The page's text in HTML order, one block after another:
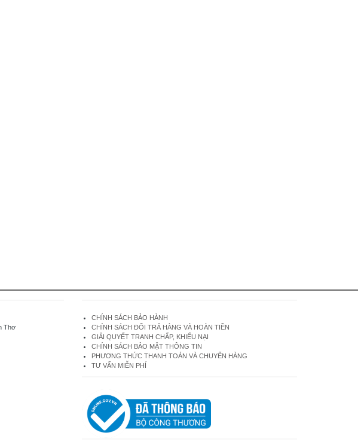
Thơ
CHÍNH SÁCH BẢO HÀNH
CHÍNH SÁCH ĐỔI TRẢ HÀNG VÀ HOÀN TIỀN
GIẢI QUYẾT TRANH CHẤP, KHIẾU NẠI
CHÍNH SÁCH BẢO MẬT THÔNG TIN
PHƯƠNG THỨC THANH TOÁN VÀ CHUYỂN HÀNG
TƯ VẤN MIỄN PHÍ